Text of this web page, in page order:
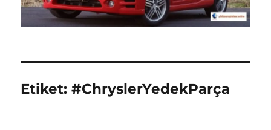
Etiket:#ChryslerYedekParça